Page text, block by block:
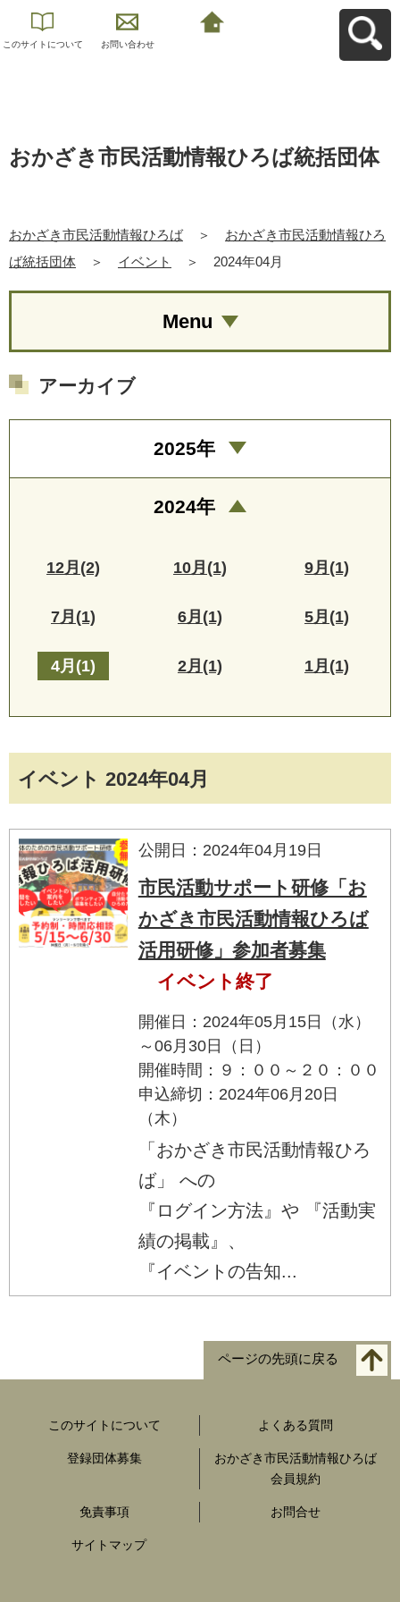
このサイトについて お問い合わせ
おかざき市民活動情報ひろば統括団体
おかざき市民活動情報ひろば ＞
おかざき市民活動情報ひろ
ば統括団体
＞ イベント ＞ 2024年04月
イベント 2024年04月
公開日：2024年04月19日
市民活動サポート研修「お
かざき市民活動情報ひろば
活用研修」参加者募集
イベント終了
開催日：2024年05月15日（水）
～06月30日（日）
開催時間：９：００～２０：００
申込締切：2024年06月20日
（木）
「おかざき市民活動情報ひろ
ば」 への
『ログイン方法』や 『活動実
績の掲載』、
『イベントの告知...
Menu
アーカイブ
2025年
2024年
12月(2) 10月(1) 9月(1)
7月(1) 6月(1) 5月(1)
4月(1) 2月(1) 1月(1)
ページの先頭に戻る
このサイトについて よくある質問
登録団体募集
おかざき市民活動情報ひろば
会員規約
免責事項 お問合せ
サイトマップ